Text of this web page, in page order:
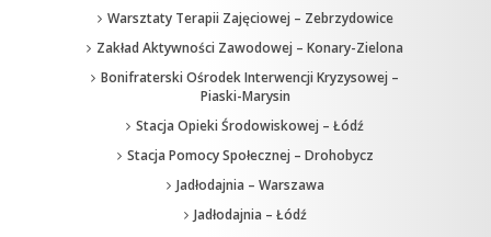
Warsztaty Terapii Zajęciowej – Zebrzydowice
Zakład Aktywności Zawodowej – Konary-Zielona
Bonifraterski Ośrodek Interwencji Kryzysowej –
Piaski-Marysin
Stacja Opieki Środowiskowej – Łódź
Stacja Pomocy Społecznej – Drohobycz
Jadłodajnia – Warszawa
Jadłodajnia – Łódź